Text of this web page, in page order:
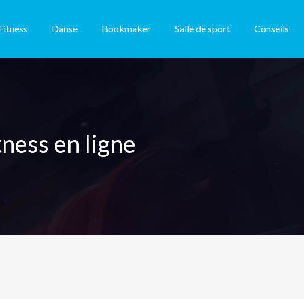
Danse Bookmaker Salle de sport Conseils
en ligne